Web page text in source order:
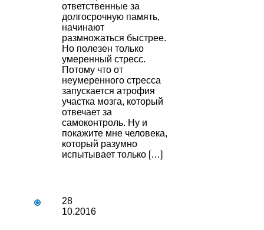
ответственные за
долгосрочную память,
начинают
размножаться быстрее.
Но полезен только
умеренный стресс.
Потому что от
неумеренного стресса
запускается атрофия
участка мозга, который
отвечает за
самоконтроль. Ну и
покажите мне человека,
который разумно
испытывает только […]
28
10.2016